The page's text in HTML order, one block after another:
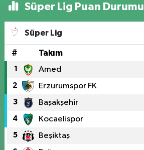
Süper Lig Puan Durumu
Süper Lig
# Takım
1 Amed
2 Erzurumspor FK
3 Başakşehir
4 Kocaelispor
5 Beşiktaş